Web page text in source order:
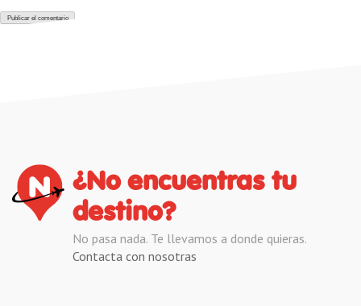
¿No encuentras tu
destino?
No pasa nada. Te llevamos a donde quieras.
Contacta con nosotras